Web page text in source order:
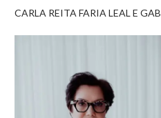
CARLA REITA FARIA LEAL E